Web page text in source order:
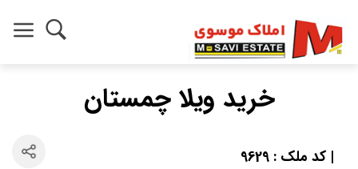
خرید ویلا چمستان
| کد ملک : 9629